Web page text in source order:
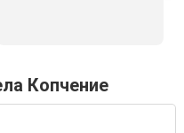
Копчение